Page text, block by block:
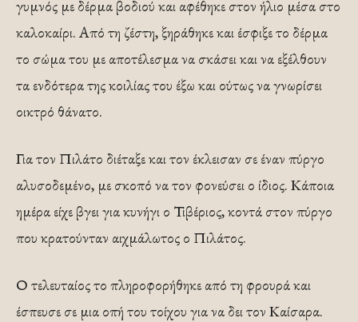
γυμνός με δέρμα βοδιού και αφέθηκε στον ήλιο μέσα στο
καλοκαίρι. Από τη ζέστη, ξηράθηκε και έσφιξε το δέρμα
το σώμα του με αποτέλεσμα να σκάσει και να εξέλθουν
τα ενδότερα της κοιλίας του έξω και ούτως να γνωρίσει
οικτρό θάνατο.
Για τον Πιλάτο διέταξε και τον έκλεισαν σε έναν πύργο
αλυσοδεμένο, με σκοπό να τον φονεύσει ο ίδιος. Κάποια
ημέρα είχε βγει για κυνήγι ο Τιβέριος, κοντά στον πύργο
που κρατούνταν αιχμάλωτος ο Πιλάτος.
Ο τελευταίος το πληροφορήθηκε από τη φρουρά και
έσπευσε σε μια οπή του τοίχου για να δει τον Καίσαρα.